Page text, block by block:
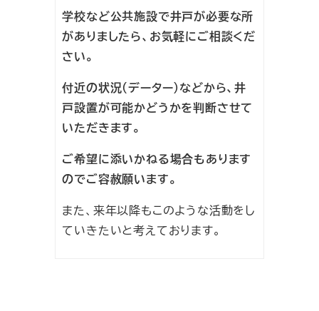
学校など公共施設で井戸が必要な所
がありましたら、お気軽にご相談くだ
さい。
付近の状況（データー）などから、井
戸設置が可能かどうかを判断させて
いただきます。
ご希望に添いかねる場合もあります
のでご容赦願います。
また、来年以降もこのような活動をし
ていきたいと考えております。